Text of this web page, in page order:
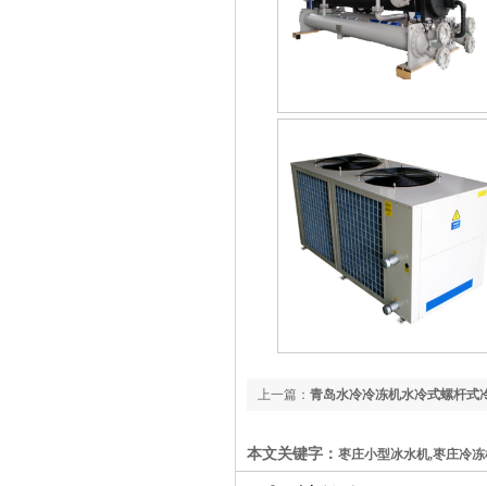
上一篇： 青岛水冷冷冻机水冷式螺杆式
本文关键字： 枣庄小型冰水机,枣庄冷